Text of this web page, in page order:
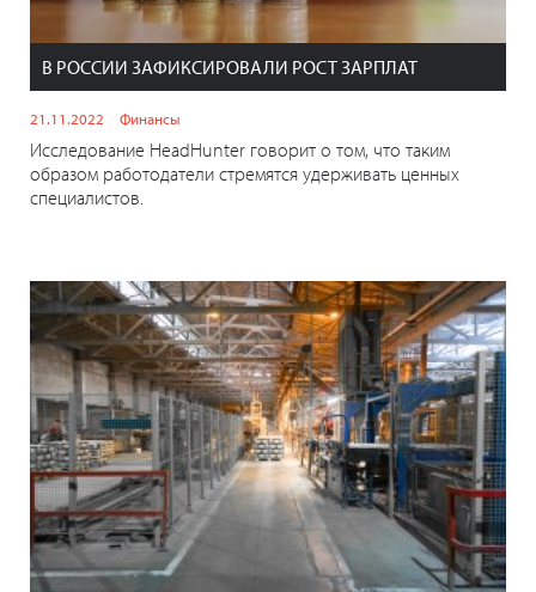
В РОССИИ ЗАФИКСИРОВАЛИ РОСТ ЗАРПЛАТ
21.11.2022 Финансы
Исследование HeadHunter говорит о том, что таким
образом работодатели стремятся удерживать ценных
специалистов.